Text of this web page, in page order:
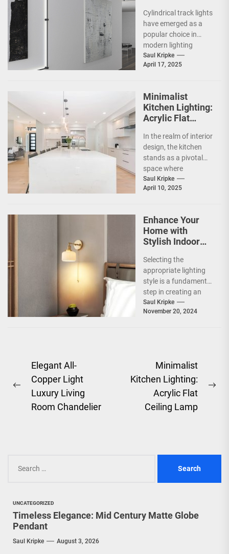
Cylindrical track lights
have emerged as a
popular choice in
modern lighting
design, particularly in
commercial spaces
Saul Kripke
April 17, 2025
Minimalist
Kitchen Lighting:
Acrylic Flat
In the realm of interior
design, the kitchen
stands as a pivotal
space where
functionality meets
aesthetics. As the
Saul Kripke
April 10, 2025
Enhance Your
Home with
Stylish Indoor
Lamps
Selecting the
appropriate lighting
style is a fundamental
step in creating an
inviting and functional
space. The style of
Saul Kripke
November 20, 2024
Post
navigation
Previous
post:
Elegant All-
Copper Light
Luxury Living
Room Chandelier
Minimalist
Kitchen Lighting:
Acrylic Flat
Ceiling Lamp
for:
UNCATEGORIZED
Timeless Elegance: Mid Century Matte Globe
Pendant
Saul Kripke August 3, 2026